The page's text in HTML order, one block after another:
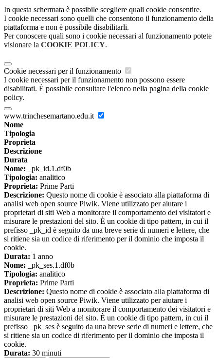
In questa schermata è possibile scegliere quali cookie consentire.
I cookie necessari sono quelli che consentono il funzionamento della
piattaforma e non è possibile disabilitarli.
Per conoscere quali sono i cookie necessari al funzionamento potete
visionare la COOKIE POLICY.
Cookie necessari per il funzionamento
I cookie necessari per il funzionamento non possono essere
disabilitati. È possibile consultare l'elenco nella pagina della cookie
policy.
www.trinchesemartano.edu.it
Nome
Tipologia
Proprieta
Descrizione
Durata
Nome: _pk_id.1.df0b
Tipologia: analitico
Proprieta: Prime Parti
Descrizione: Questo nome di cookie è associato alla piattaforma di
analisi web open source Piwik. Viene utilizzato per aiutare i
proprietari di siti Web a monitorare il comportamento dei visitatori e
misurare le prestazioni del sito. È un cookie di tipo pattern, in cui il
prefisso _pk_id è seguito da una breve serie di numeri e lettere, che
si ritiene sia un codice di riferimento per il dominio che imposta il
cookie.
Durata: 1 anno
Nome: _pk_ses.1.df0b
Tipologia: analitico
Proprieta: Prime Parti
Descrizione: Questo nome di cookie è associato alla piattaforma di
analisi web open source Piwik. Viene utilizzato per aiutare i
proprietari di siti Web a monitorare il comportamento dei visitatori e
misurare le prestazioni del sito. È un cookie di tipo pattern, in cui il
prefisso _pk_ses è seguito da una breve serie di numeri e lettere, che
si ritiene sia un codice di riferimento per il dominio che imposta il
cookie.
Durata: 30 minuti